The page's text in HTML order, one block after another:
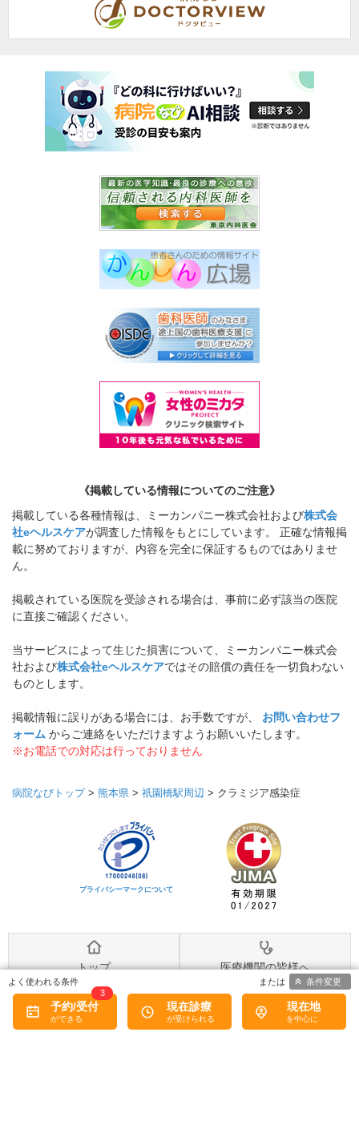
《掲載している情報についてのご注意》
掲載している各種情報は、ミーカンパニー株式会社および株式会
社eヘルスケアが調査した情報をもとにしています。 正確な情報掲
載に努めておりますが、内容を完全に保証するものではありませ
ん。
掲載されている医院を受診される場合は、事前に必ず該当の医院
に直接ご確認ください。
当サービスによって生じた損害について、ミーカンパニー株式会
社および株式会社eヘルスケアではその賠償の責任を一切負わない
ものとします。
掲載情報に誤りがある場合には、お手数ですが、 お問い合わせフ
ォーム からご連絡をいただけますようお願いいたします。
※お電話での対応は行っておりません
病院なびトップ> 熊本県 > 祇園橋駅周辺 > クラミジア感染症
プライバシーマークについて
トップ 医療機関の皆様へ
MediQA 病院なびについて
予約/受付
3
現在診療 現在地
条件変更